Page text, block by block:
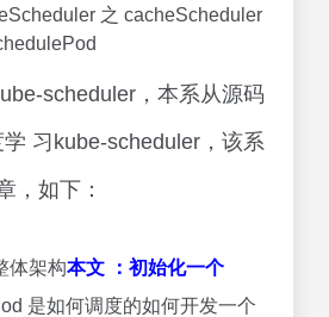
之 cacheScheduler
scheduler，本系从源码
习kube-scheduler，该系
，如下：
体架构本文 ：初始化一个
是如何调度的如何开发一个